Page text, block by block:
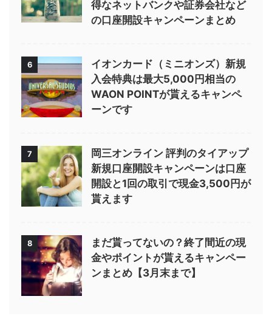
得なネットバンクや証券会社など
の口座開設キャンペーンまとめ
6
イオンカード（ミニオンズ）新規
入会特典は最大5,000円相当の
WAON POINTが貰えるキャンペ
ーンです
7
岡三オンライン 評判のタイアップ
新規口座開設キャンペーンは口座
開設と1回の取引で現金3,500円が
貰えます
8
まだ貰ってないの？終了間近の現
金やポイントが貰えるキャンペー
ンまとめ【3月末まで】